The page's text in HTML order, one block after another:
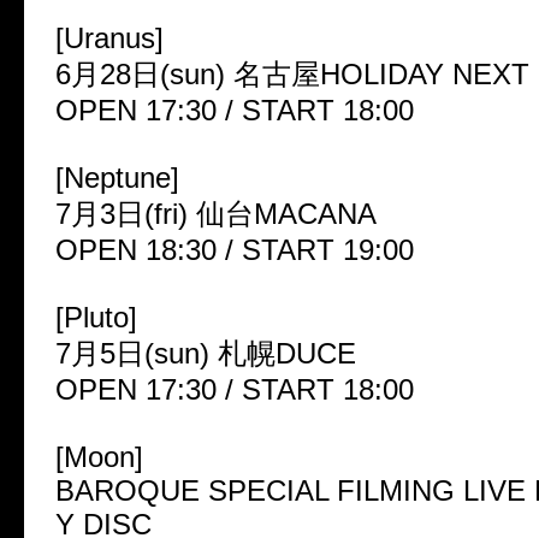
[Uranus]
6月28日(sun) 名古屋HOLIDAY NEXT
OPEN 17:30 / START 18:00
[Neptune]
7月3日(fri) 仙台MACANA
OPEN 18:30 / START 19:00
[Pluto]
7月5日(sun) 札幌DUCE
OPEN 17:30 / START 18:00
[Moon]
BAROQUE SPECIAL FILMING LIVE
Y DISC